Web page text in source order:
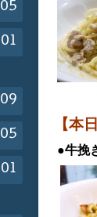
【本
●牛挽
05
01
09
05
01